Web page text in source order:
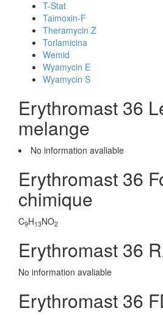
T-Stat
Taimoxin-F
Theramycin Z
Torlamicina
Wemid
Wyamycin E
Wyamycin S
Erythromast 36
melange
No information avaliable
Erythromast 36
chimique
C9H13NO2
Erythromast 36
No information avaliable
Erythromast 36